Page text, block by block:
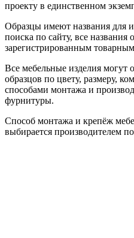
проекту в единственном
Образцы имеют названия для
поиска по сайту, все названия
зарегистрированным
Все мебельные изделия могут
образцов по цвету, размеру,
способами монтажа и
фурнитуры.
Способ монтажа и крепёж
выбирается производителем